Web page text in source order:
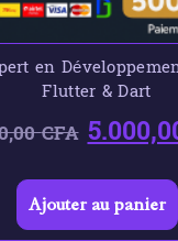
en
Flutter & Dart
CFA
Ajouter au panier